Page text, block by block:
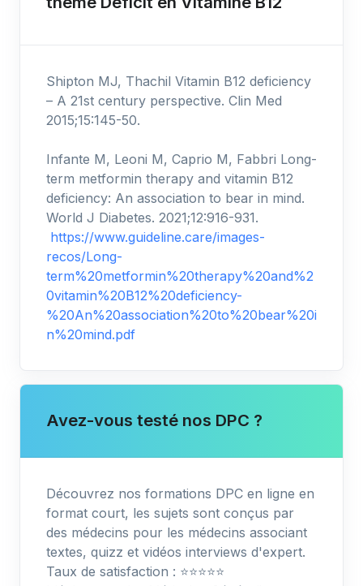
Shipton MJ, Thachil Vitamin B12 deficiency
– A 21st century perspective. Clin Med
2015;15:145-50.
Infante M, Leoni M, Caprio M, Fabbri Long-
term metformin therapy and vitamin B12
deficiency: An association to bear in mind.
World J Diabetes. 2021;12:916-931.
https://www.guideline.care/images-
recos/Long-
term%20metformin%20therapy%20and%2
0vitamin%20B12%20deficiency-
%20An%20association%20to%20bear%20i
n%20mind.pdf
Avez-vous testé nos DPC ?
Découvrez nos formations DPC en ligne en
format court, les sujets sont conçus par
des médecins pour les médecins associant
textes, quizz et vidéos interviews d'expert.
Taux de satisfaction : ⭐️⭐️⭐️⭐️⭐️